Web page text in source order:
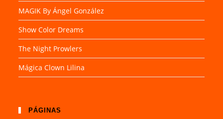
MAGIK By Ángel González
Show Color Dreams
The Night Prowlers
Mágica Clown Lilina
PÁGINAS